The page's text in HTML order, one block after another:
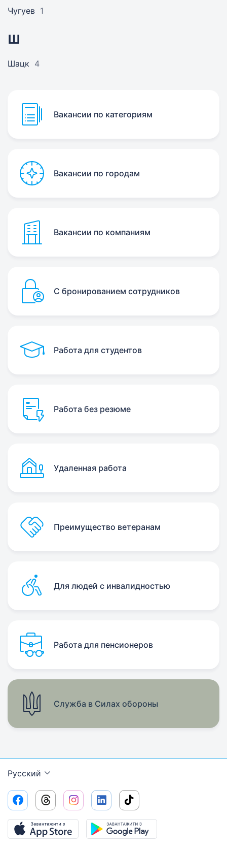
Чугуев 1
Ш
Шацк 4
Вакансии по категориям
Вакансии по городам
Вакансии по компаниям
С бронированием сотрудников
Работа для студентов
Работа без резюме
Удаленная работа
Преимущество ветеранам
Для людей с инвалидностью
Работа для пенсионеров
Служба в Силах обороны
Русский